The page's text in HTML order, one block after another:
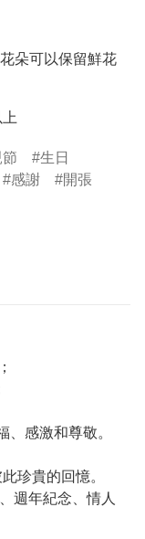
朵可以保留鮮花
生日
感謝 開張
、感激和尊敬。
珍貴的回憶。
週年紀念、情人